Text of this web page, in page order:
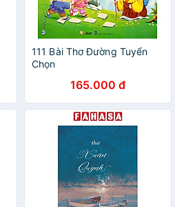
111 Bài Thơ Đường Tuyển
Chọn
165.000 đ